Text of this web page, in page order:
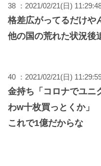
38 ：2021/02/21(日)
格差広がってるだけや
他の国の荒れた状況後
40 ：2021/02/21(日)
金持ち「コロナでユニ
わw十枚買っとくか」
これで1億だからな